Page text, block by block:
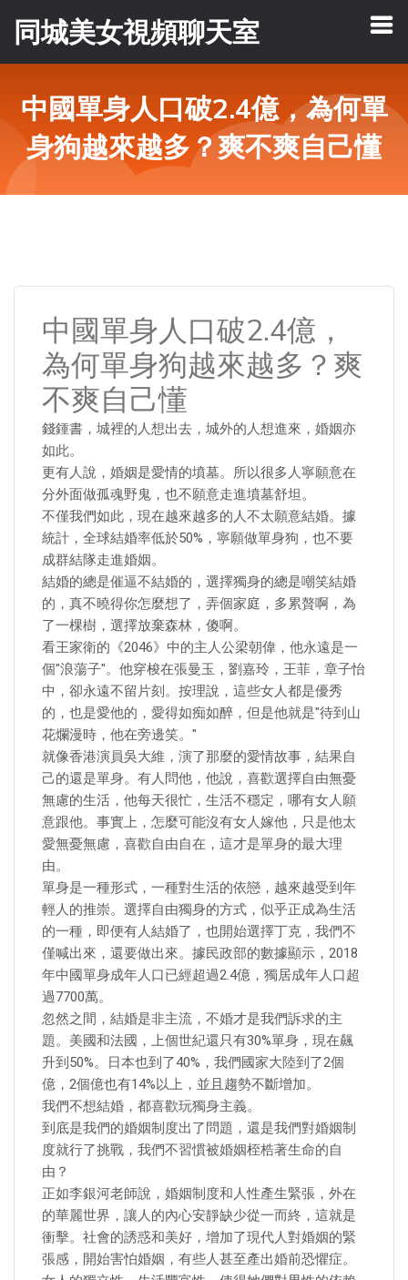
同城美女視頻聊天室
中國單身人口破2.4億，為何單
身狗越來越多？爽不爽自己懂
中國單身人口破2.4億，
為何單身狗越來越多？爽
不爽自己懂
錢鍾書，城裡的人想出去，城外的人想進來，婚姻亦
如此。
更有人說，婚姻是愛情的墳墓。所以很多人寧願意在
分外面做孤魂野鬼，也不願意走進墳墓舒坦。
不僅我們如此，現在越來越多的人不太願意結婚。據
統計，全球結婚率低於50%，寧願做單身狗，也不要
成群結隊走進婚姻。
結婚的總是催逼不結婚的，選擇獨身的總是嘲笑結婚
的，真不曉得你怎麼想了，弄個家庭，多累贅啊，為
了一棵樹，選擇放棄森林，傻啊。
看王家衛的《2046》中的主人公梁朝偉，他永遠是一
個"浪蕩子"。他穿梭在張曼玉，劉嘉玲，王菲，章子怡
中，卻永遠不留片刻。按理說，這些女人都是優秀
的，也是愛他的，愛得如痴如醉，但是他就是"待到山
花爛漫時，他在旁邊笑。"
就像香港演員吳大維，演了那麼的愛情故事，結果自
己的還是單身。有人問他，他說，喜歡選擇自由無憂
無慮的生活，他每天很忙，生活不穩定，哪有女人願
意跟他。事實上，怎麼可能沒有女人嫁他，只是他太
愛無憂無慮，喜歡自由自在，這才是單身的最大理
由。
單身是一種形式，一種對生活的依戀，越來越受到年
輕人的推崇。選擇自由獨身的方式，似乎正成為生活
的一種，即便有人結婚了，也開始選擇丁克，我們不
僅喊出來，還要做出來。據民政部的數據顯示，2018
年中國單身成年人口已經超過2.4億，獨居成年人口超
過7700萬。
忽然之間，結婚是非主流，不婚才是我們訴求的主
題。美國和法國，上個世紀還只有30%單身，現在飆
升到50%。日本也到了40%，我們國家大陸到了2個
億，2個億也有14%以上，並且趨勢不斷增加。
我們不想結婚，都喜歡玩獨身主義。
到底是我們的婚姻制度出了問題，還是我們對婚姻制
度就行了挑戰，我們不習慣被婚姻桎梏著生命的自
由？
正如李銀河老師說，婚姻制度和人性產生緊張，外在
的華麗世界，讓人的內心安靜缺少從一而終，這就是
衝擊。社會的誘惑和美好，增加了現代人對婚姻的緊
張感，開始害怕婚姻，有些人甚至產出婚前恐懼症。